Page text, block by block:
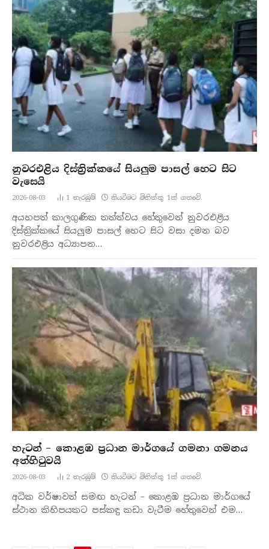
නුවරඑළිය දිස්ත්‍රික්කයේ සියලුම පාසල් හෙට සිට
වැසෙයි
2026-08-03 1 නැරඹු​ම් කියවීමට මිනිත්තු 1ක් ගතවේ.
අයහපත් කාලගුණික තත්ත්වය හේතුවෙන් නුවරඑළිය
දිස්ත්‍රික්කයේ සියලුම පාසල් හෙට සිට වසා දමන බව
නුවරඑළිය අධ්‍යාපන…
හැටන් – කොළඹ ප්‍රධාන මාර්ගයේ ගමනා ගමනය
අත්හිටුවයි
2026-08-03 2 නැරඹු​ම් කියවීමට මිනිත්තු 1ක් ගතවේ.
අධික වර්ෂාවත් සමඟ හැටන් – කොළඹ ප්‍රධාන මාර්ගයේ
ස්ථාන කිහිපයකට පස්කඳු කඩා වැටීම හේතුවෙන් එම…